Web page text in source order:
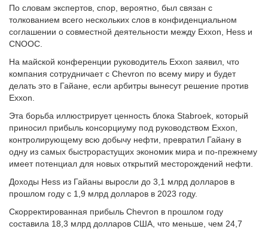
По словам экспертов, спор, вероятно, был связан с
толкованием всего нескольких слов в конфиденциальном
соглашении о совместной деятельности между Exxon, Hess и
CNOOC.
На майской конференции руководитель Exxon заявил, что
компания сотрудничает с Chevron по всему миру и будет
делать это в Гайане, если арбитры вынесут решение против
Exxon.
Эта борьба иллюстрирует ценность блока Stabroek, который
приносил прибыль консорциуму под руководством Exxon,
контролирующему всю добычу нефти, превратил Гайану в
одну из самых быстрорастущих экономик мира и по-прежнему
имеет потенциал для новых открытий месторождений нефти.
Доходы Hess из Гайаны выросли до 3,1 млрд долларов в
прошлом году с 1,9 млрд долларов в 2023 году.
Скорректированная прибыль Chevron в прошлом году
составила 18,3 млрд долларов США, что меньше, чем 24,7